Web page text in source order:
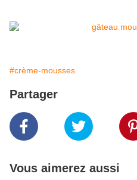
#crème-mousses
Partager
Vous aimerez aussi